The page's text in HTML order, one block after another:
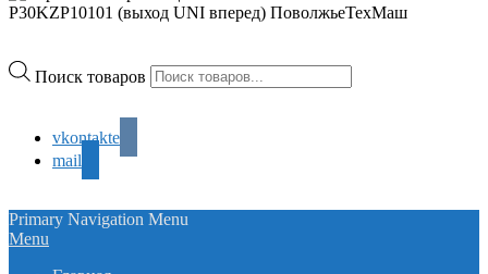
Поиск товаров
vkontakte
mail
Primary Navigation Menu
Menu